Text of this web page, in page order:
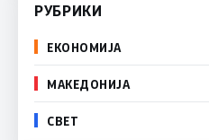
РУБРИКИ
ЕКОНОМИЈА
МАКЕДОНИЈА
СВЕТ